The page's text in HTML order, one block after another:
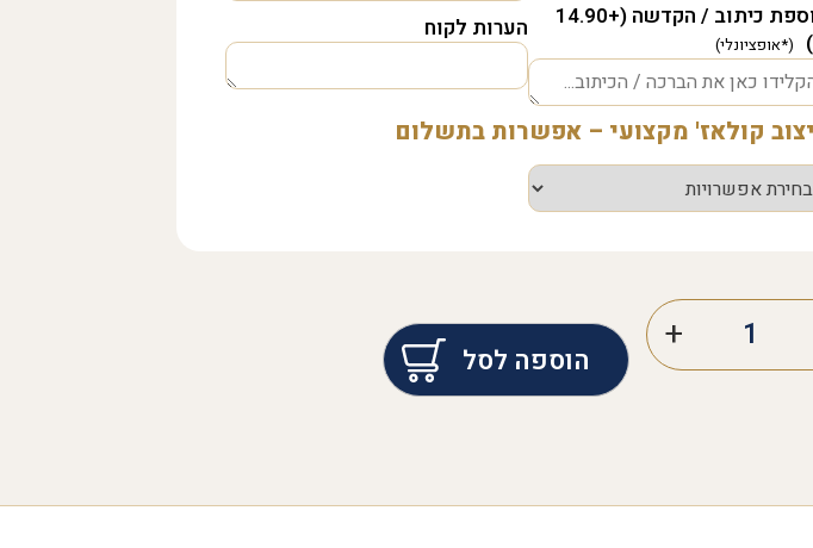
תוספת כיתוב / הקדשה (+14.90
הערות לקוח
קולאז' מקצועי – אפשרות בתשלום
הוספה לסל